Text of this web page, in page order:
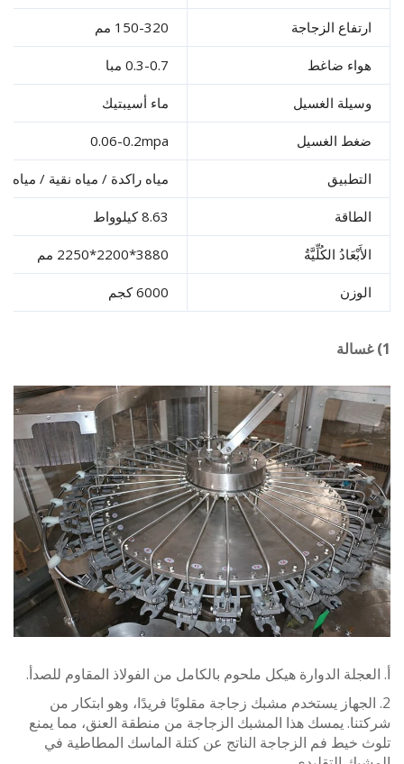
الزجاجة 150-320 مم
ضاغط 0.3-0.7 مبا
الغسيل ماء أسيبتيك
الغسيل 0.06-0.2mpa
مياه راكدة / مياه نقية / مياه معدنية
الكُلِّيَّةُ
الدوارة هيكل ملحوم بالكامل من الفولاذ المقاوم للصدأ.
يستخدم مشبك زجاجة مقلوبًا فريدًا، وهو ابتكار من
يمسك هذا المشبك الزجاجة من منطقة العنق، مما يمنع
خيط فم الزجاجة الناتج عن كتلة الماسك المطاطية في